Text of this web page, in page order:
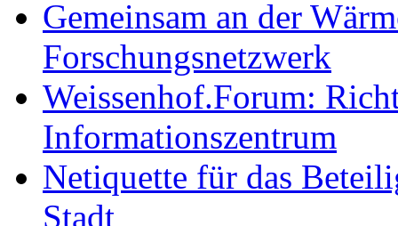
Gemeinsam an der
Forschungsnetzwerk
Weissenhof.Forum:
Informationszentrum
Netiquette für das
Stadt